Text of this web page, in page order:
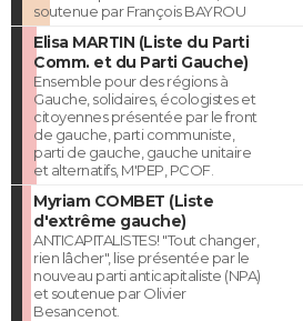
soutenue par François BAYROU
Elisa MARTIN (Liste du Parti
Comm. et du Parti Gauche)
Ensemble pour des régions à
Gauche, solidaires, écologistes et
citoyennes présentée par le front
de gauche, parti communiste,
parti de gauche, gauche unitaire
et alternatifs, M'PEP, PCOF.
Myriam COMBET (Liste
d'extrême gauche)
ANTICAPITALISTES! "Tout changer,
rien lâcher", lise présentée par le
nouveau parti anticapitaliste (NPA)
et soutenue par Olivier
Besancenot.